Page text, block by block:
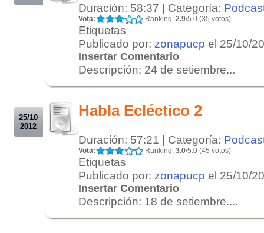
Duración: 58:37 | Categoría:
Vota: Ranking: 2.9/5.0 (35 votos)
Etiquetas
Publicado por: zonapucp el 25/10/
Insertar Comentario
Descripción: 24 de setiembre...
25/10
2012
Habla Ecléctico 2
Duración: 57:21 | Categoría:
Vota: Ranking: 3.0/5.0 (45 votos)
Etiquetas
Publicado por: zonapucp el 25/10/
Insertar Comentario
Descripción: 18 de setiembre....